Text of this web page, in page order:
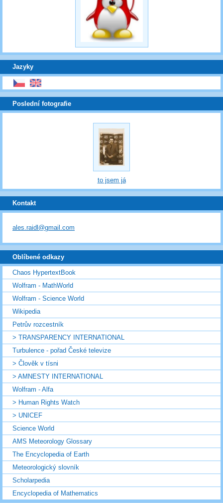
Jazyky
Poslední fotografie
to jsem já
Kontakt
ales.raidl@gmail.com
Oblíbené odkazy
Chaos HypertextBook
Wolfram - MathWorld
Wolfram - Science World
Wikipedia
Petrův rozcestník
> TRANSPARENCY INTERNATIONAL
Turbulence - pořad České televize
> Člověk v tísni
> AMNESTY INTERNATIONAL
Wolfram - Alfa
> Human Rights Watch
> UNICEF
Science World
AMS Meteorology Glossary
The Encyclopedia of Earth
Meteorologický slovník
Scholarpedia
Encyclopedia of Mathematics